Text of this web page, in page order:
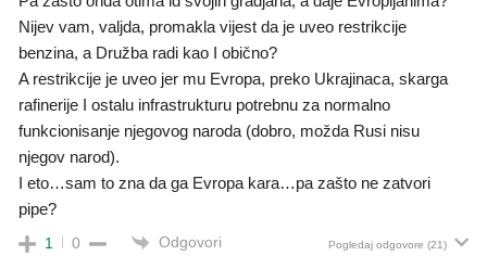
Nijev vam, valjda, promakla vijest da je uveo restrikcije
benzina, a Družba radi kao I obično?
A restrikcije je uveo jer mu Evropa, preko Ukrajinaca, skarga
rafinerije I ostalu infrastrukturu potrebnu za normalno
funkcionisanje njegovog naroda (dobro, možda Rusi nisu
njegov narod).
I eto…sam to zna da ga Evropa kara…pa zašto ne zatvori
pipe?
1 0 Odgovori Pogledaj odgovore (21)